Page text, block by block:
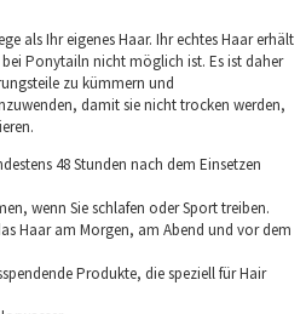
als Ihr eigenes Haar. Ihr echtes Haar erhält
Ponytailn nicht möglich ist. Es ist daher
zu kümmern und
damit sie nicht trocken werden,
48 Stunden nach dem Einsetzen
wenn Sie schlafen oder Sport treiben.
Haar am Morgen, am Abend und vor dem
Produkte, die speziell für Hair